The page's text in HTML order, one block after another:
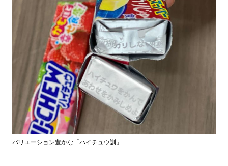
バリエーション豊かな「ハイチュウ訓」